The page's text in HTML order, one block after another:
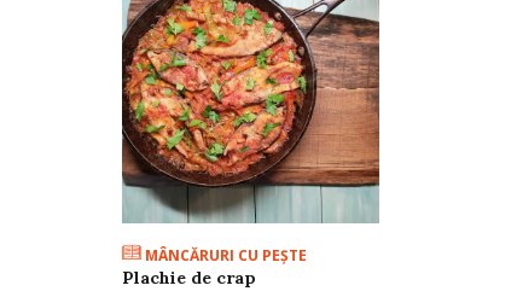
MÂNCĂRURI CU PEŞTE
Plachie de crap